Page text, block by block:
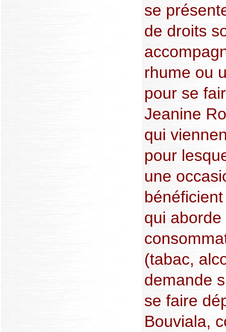
se
de droits
rhume ou
pour se
Jeanine
qui
pour
une
qui
(tabac,
demande
se faire
Bouviala,